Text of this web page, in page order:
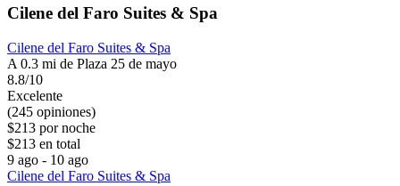
Cilene del Faro Suites & Spa
Cilene del Faro Suites & Spa
A 0.3 mi de Plaza 25 de mayo
8.8/10
Excelente
(245 opiniones)
$213 por noche
$213 en total
9 ago - 10 ago
Cilene del Faro Suites & Spa